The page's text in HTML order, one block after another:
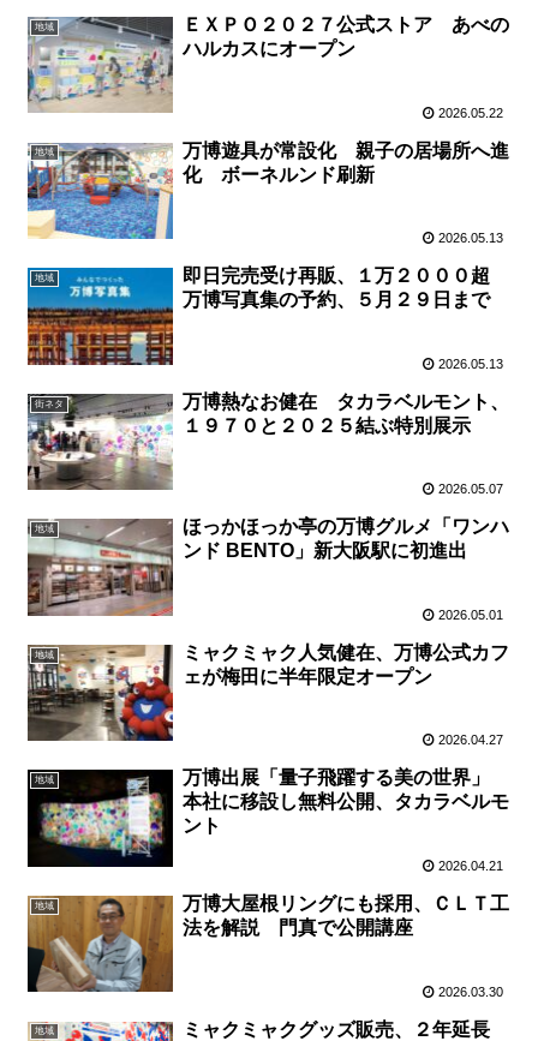
地域
ＥＸＰＯ２０２７公式ストア あべの
ハルカスにオープン
2026.05.22
地域
万博遊具が常設化 親子の居場所へ進
化 ボーネルンド刷新
2026.05.13
地域
即日完売受け再販、１万２０００超
万博写真集の予約、５月２９日まで
2026.05.13
街ネタ
万博熱なお健在 タカラベルモント、
１９７０と２０２５結ぶ特別展示
2026.05.07
地域
ほっかほっか亭の万博グルメ「ワンハ
ンド BENTO」新大阪駅に初進出
2026.05.01
地域
ミャクミャク人気健在、万博公式カフ
ェが梅田に半年限定オープン
2026.04.27
地域
万博出展「量子飛躍する美の世界」
本社に移設し無料公開、タカラベルモ
ント
2026.04.21
地域
万博大屋根リングにも採用、ＣＬＴ工
法を解説 門真で公開講座
2026.03.30
地域
ミャクミャクグッズ販売、２年延長